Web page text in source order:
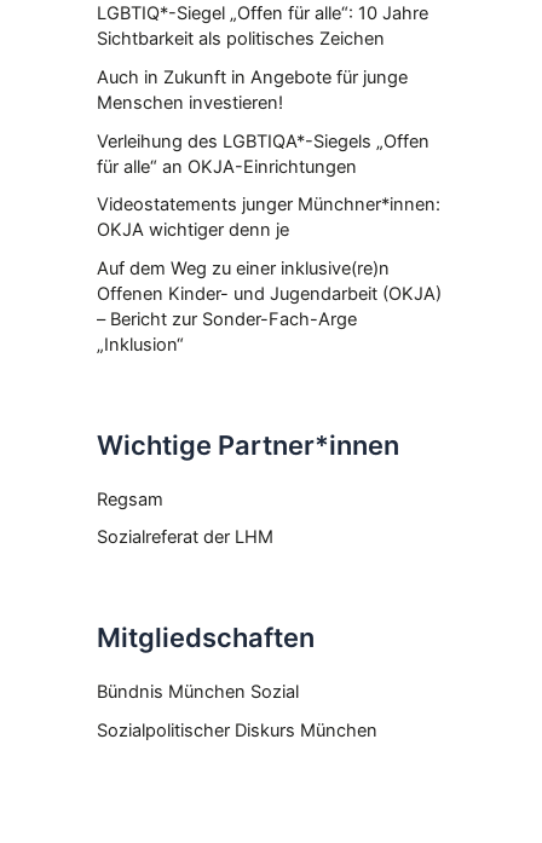
LGBTIQ*-Siegel „Offen für alle“: 10 Jahre
Sichtbarkeit als politisches Zeichen
Auch in Zukunft in Angebote für junge
Menschen investieren!
Verleihung des LGBTIQA*-Siegels „Offen
für alle“ an OKJA-Einrichtungen
Videostatements junger Münchner*innen:
OKJA wichtiger denn je
Auf dem Weg zu einer inklusive(re)n
Offenen Kinder- und Jugendarbeit (OKJA)
– Bericht zur Sonder-Fach-Arge
„Inklusion“
Wichtige Partner*innen
Regsam
Sozialreferat der LHM
Mitgliedschaften
Bündnis München Sozial
Sozialpolitischer Diskurs München